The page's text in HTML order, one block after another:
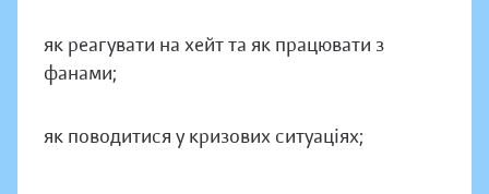
як реагувати на хейт та як працювати з
фанами;
як поводитися у кризових ситуаціях;